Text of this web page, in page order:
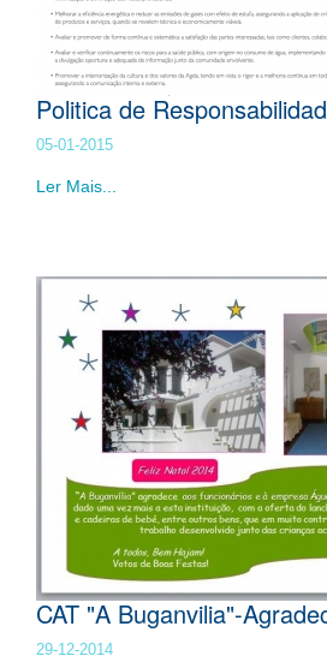
Politica de
05-01-2015
Ler Mais...
CAT "A Buganvilia"-
29-12-2014